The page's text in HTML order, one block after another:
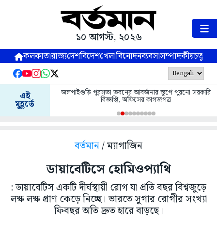
১০ আগস্ট, ২০২৬
কলকাতারাজ্যদেশবিদেশখেলাবিনোদনব্যবসাসম্পাদকীয়
এই
মুহূর্তে
জলপাইগুড়ি পুরসভা ভবনের আবর্জনার স্তূপে পুরনো সরকারি
বিজ্ঞপ্তি, অফিসের কাগজপত্র
বর্তমান/ ম্যাগাজিন
ডায়াবেটিসে হোমিওপ্যাথি
: ডায়াবেটিস একটি দীর্ঘস্থায়ী রোগ যা প্রতি বছর বিশ্বজুড়ে
লক্ষ লক্ষ প্রাণ কেড়ে নিচ্ছে। ভারতে সুগার রোগীর সংখ্যা
ফিবছর অতি দ্রুত হারে বাড়ছে।